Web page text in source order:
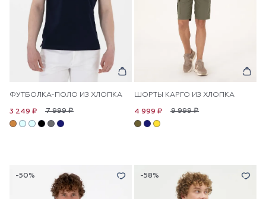
ФУТБОЛКА-ПОЛО ИЗ ХЛОПКА
7 999 ₽
3 249 ₽
ШОРТЫ КАРГО ИЗ ХЛОПКА
9 999 ₽
4 999 ₽
-50% -58%